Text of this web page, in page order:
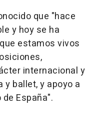
que "hace
y hoy se ha
estamos vivos
internacional y
ballet, y apoyo a
España".